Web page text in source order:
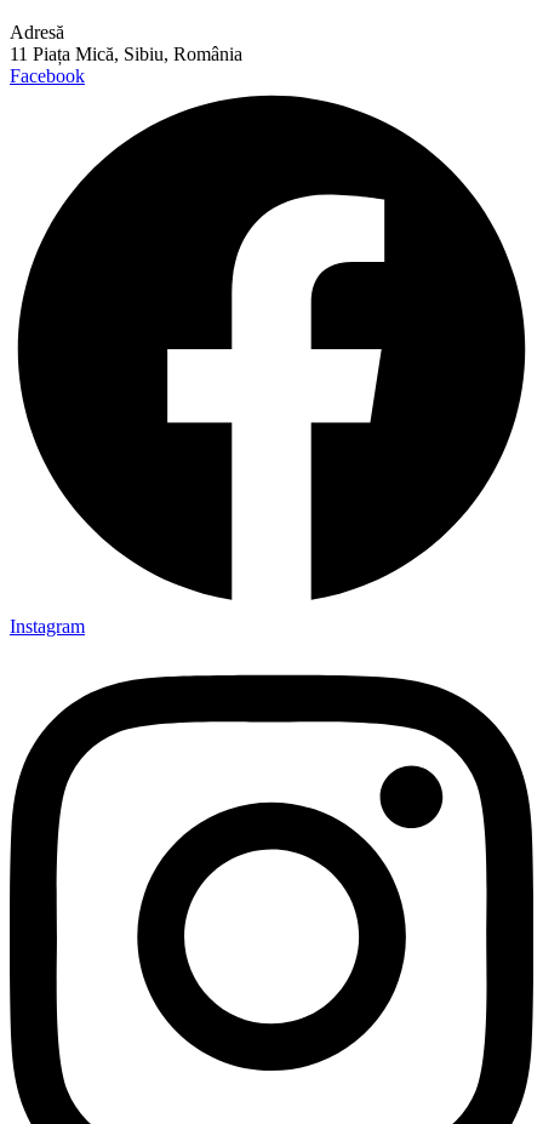
Adresă
11 Piața Mică, Sibiu, România
Facebook
Instagram